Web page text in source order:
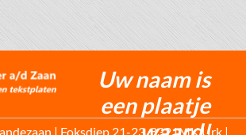
Uw naam is
een plaatje
| Foksdiep 21-23, 8321MK Urk |